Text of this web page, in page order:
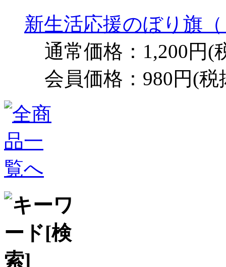
新生活応援のぼり旗
通常価格：1,200円(
会員価格：980円(税